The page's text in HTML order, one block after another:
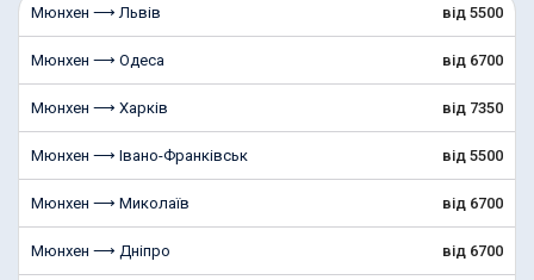
Мюнхен ⟶ Львів від 5500
Мюнхен ⟶ Одеса від 6700
Мюнхен ⟶ Харків від 7350
Мюнхен ⟶ Івано-Франківськ від 5500
Мюнхен ⟶ Миколаїв від 6700
Мюнхен ⟶ Дніпро від 6700